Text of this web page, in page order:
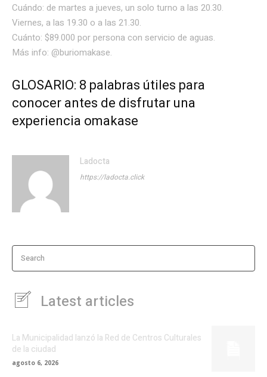
Cuándo: de martes a jueves, un solo turno a las 20.30.
Viernes, a las 19.30 o a las 21.30.
Cuánto: $89.000 por persona con servicio de aguas.
Más info: @buriomakase.
GLOSARIO: 8 palabras útiles para
conocer antes de disfrutar una
experiencia omakase
Ladocta
https://ladocta.click
Search
Latest articles
La Municipalidad lanzó la Red de Centros Culturales
de la ciudad
agosto 6, 2026